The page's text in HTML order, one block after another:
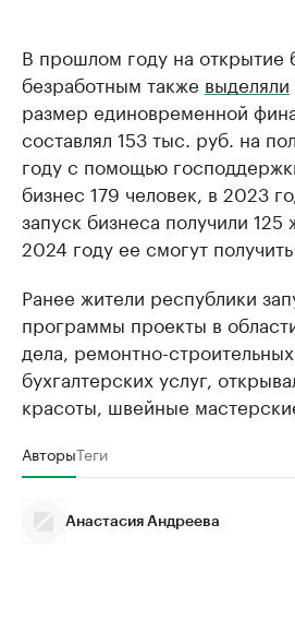
В прошлом году на открытие
безработным также выделяли
размер единовременной
составлял 153 тыс. руб. на
году с помощью
бизнес 179 человек, в 2023
запуск бизнеса получили
2024 году ее смогут
Ранее жители республики
программы проекты в
дела, ремонтно-
бухгалтерских услуг,
красоты, швейные
АвторыТеги
Анастасия Андреева